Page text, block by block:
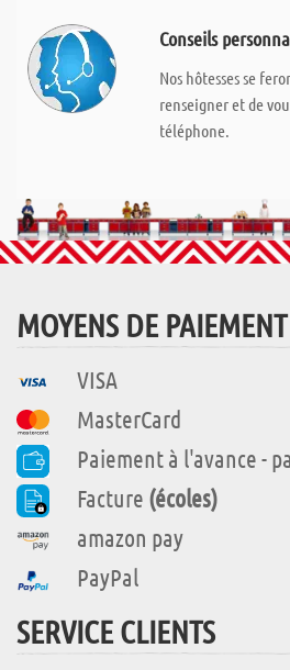
Conseils
Nos hôtesses se
renseigner et de
téléphone.
MOYENS DE PAIEMENT
VISA
MasterCard
Paiement à l'avance -
Facture (écoles)
amazon pay
PayPal
SERVICE CLIENTS